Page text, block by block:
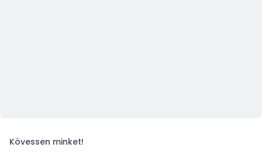
Kövessen minket!